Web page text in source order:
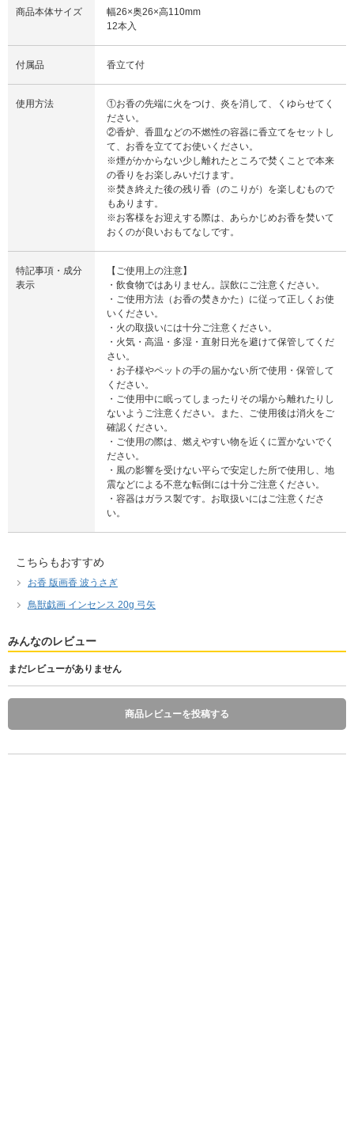
商品本体サイズ
幅26×奥26×高110mm
12本入
付属品 香立て付
使用方法
①お香の先端に火をつけ、炎を消して、くゆらせてく
ださい。
②香炉、香皿などの不燃性の容器に香立てをセットし
て、お香を立ててお使いください。
※煙がかからない少し離れたところで焚くことで本来
の香りをお楽しみいだけます。
※焚き終えた後の残り香（のこりが）を楽しむもので
もあります。
※お客様をお迎えする際は、あらかじめお香を焚いて
おくのが良いおもてなしです。
特記事項・成分
表示
【ご使用上の注意】
・飲食物ではありません。誤飲にご注意ください。
・ご使用方法（お香の焚きかた）に従って正しくお使
いください。
・火の取扱いには十分ご注意ください。
・火気・高温・多湿・直射日光を避けて保管してくだ
さい。
・お子様やペットの手の届かない所で使用・保管して
ください。
・ご使用中に眠ってしまったりその場から離れたりし
ないようご注意ください。また、ご使用後は消火をご
確認ください。
・ご使用の際は、燃えやすい物を近くに置かないでく
ださい。
・風の影響を受けない平らで安定した所で使用し、地
震などによる不意な転倒には十分ご注意ください。
・容器はガラス製です。お取扱いにはご注意くださ
い。
こちらもおすすめ
お香 版画香 波うさぎ
鳥獣戯画 インセンス 20g 弓矢
みんなのレビュー
まだレビューがありません
商品レビューを投稿する